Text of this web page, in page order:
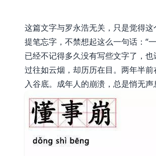
这篇文字与罗永浩无关，只是觉得这
提笔忘字，不禁想起这么一句话：“
已经不记得多久没有写些文字了，
过往如云烟，却历历在目。两年半
入谷底。成年人的崩溃，总是悄无声